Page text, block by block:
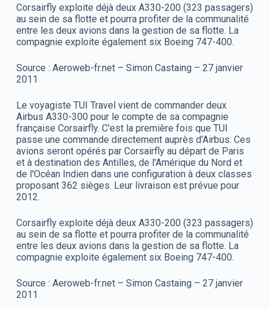
Corsairfly exploite déjà deux A330-200 (323 passagers)
au sein de sa flotte et pourra profiter de la communalité
entre les deux avions dans la gestion de sa flotte. La
compagnie exploite également six Boeing 747-400.
Source : Aeroweb-fr.net – Simon Castaing – 27 janvier
2011
Le voyagiste TUI Travel vient de commander deux
Airbus A330-300 pour le compte de sa compagnie
française Corsairfly. C'est la première fois que TUI
passe une commande directement auprès d'Airbus. Ces
avions seront opérés par Corsairfly au départ de Paris
et à destination des Antilles, de l'Amérique du Nord et
de l'Océan Indien dans une configuration à deux classes
proposant 362 sièges. Leur livraison est prévue pour
2012.
Corsairfly exploite déjà deux A330-200 (323 passagers)
au sein de sa flotte et pourra profiter de la communalité
entre les deux avions dans la gestion de sa flotte. La
compagnie exploite également six Boeing 747-400.
Source : Aeroweb-fr.net – Simon Castaing – 27 janvier
2011